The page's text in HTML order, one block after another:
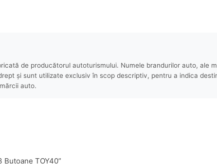
de producătorul autoturismului. Numele brandurilor auto, ale
și sunt utilizate exclusiv în scop descriptiv, pentru a indica
auto.
TOY40”